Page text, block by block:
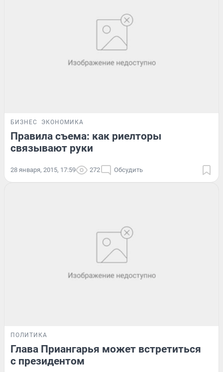
БИЗНЕС ЭКОНОМИКА
Правила съема: как риелторы
связывают руки
28 января, 2015, 17:59 272 Обсудить
ПОЛИТИКА
Глава Приангарья может встретиться
с президентом